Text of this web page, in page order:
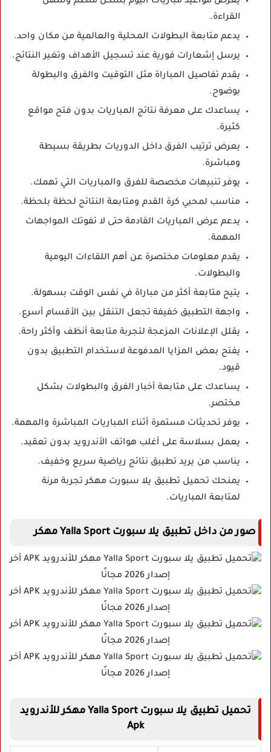
القراءة.
يدعم متابعة البطولات المحلية والعالمية من مكان واحد.
يرسل إشعارات فورية عند تسجيل الأهداف وتغير النتائج.
يقدم تفاصيل المباراة مثل التوقيت والفرق والبطولة
بوضوح.
يساعدك على معرفة نتائج المباريات بدون فتح مواقع
كثيرة.
يعرض ترتيب الفرق داخل الدوريات بطريقة بسيطة
ومباشرة.
يوفر تنبيهات مخصصة للفرق والمباريات التي تهمك.
مناسب لمحبي كرة القدم ومتابعة النتائج لحظة بلحظة.
يدعم عرض المباريات القادمة حتى لا تفوتك المواجهات
المهمة.
يقدم معلومات مختصرة عن أهم اللقاءات اليومية
والبطولات.
يتيح متابعة أكثر من مباراة في نفس الوقت بسهولة.
واجهة التطبيق خفيفة تجعل التنقل بين الأقسام أسرع.
يقلل الإعلانات المزعجة لتجربة متابعة أنظف وأكثر راحة.
يفتح بعض المزايا المدفوعة لاستخدام التطبيق بدون
قيود.
يساعدك على متابعة أخبار الفرق والبطولات بشكل
مختصر.
يوفر تحديثات مستمرة أثناء المباريات المباشرة والمهمة.
يعمل بسلاسة على أغلب هواتف الأندرويد بدون تعقيد.
يناسب من يريد تطبيق نتائج رياضية سريع وخفيف.
يمنحك تحميل تطبيق يلا سبورت مهكر تجربة مرنة
لمتابعة المباريات.
صور من داخل تطبيق يلا سبورت Yalla Sport مهكر
تحميل تطبيق يلا سبورت Yalla Sport مهكر للأندرويد
Apk